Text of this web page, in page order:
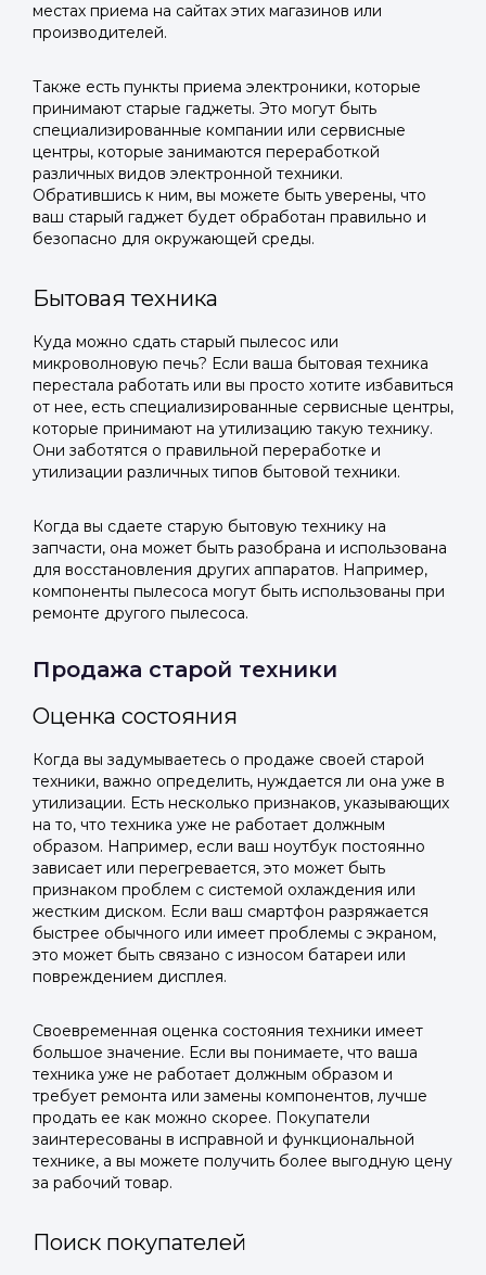
местах приема на сайтах этих магазинов или
производителей.
Также есть пункты приема электроники, которые
принимают старые гаджеты. Это могут быть
специализированные компании или сервисные
центры, которые занимаются переработкой
различных видов электронной техники.
Обратившись к ним, вы можете быть уверены, что
ваш старый гаджет будет обработан правильно и
безопасно для окружающей среды.
Бытовая техника
Куда можно сдать старый пылесос или
микроволновую печь? Если ваша бытовая техника
перестала работать или вы просто хотите избавиться
от нее, есть специализированные сервисные центры,
которые принимают на утилизацию такую технику.
Они заботятся о правильной переработке и
утилизации различных типов бытовой техники.
Когда вы сдаете старую бытовую технику на
запчасти, она может быть разобрана и использована
для восстановления других аппаратов. Например,
компоненты пылесоса могут быть использованы при
ремонте другого пылесоса.
Продажа старой техники
Оценка состояния
Когда вы задумываетесь о продаже своей старой
техники, важно определить, нуждается ли она уже в
утилизации. Есть несколько признаков, указывающих
на то, что техника уже не работает должным
образом. Например, если ваш ноутбук постоянно
зависает или перегревается, это может быть
признаком проблем с системой охлаждения или
жестким диском. Если ваш смартфон разряжается
быстрее обычного или имеет проблемы с экраном,
это может быть связано с износом батареи или
повреждением дисплея.
Своевременная оценка состояния техники имеет
большое значение. Если вы понимаете, что ваша
техника уже не работает должным образом и
требует ремонта или замены компонентов, лучше
продать ее как можно скорее. Покупатели
заинтересованы в исправной и функциональной
технике, а вы можете получить более выгодную цену
за рабочий товар.
Поиск покупателей